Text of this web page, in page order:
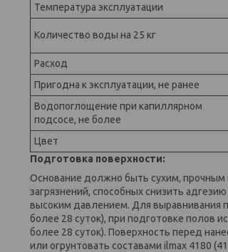
Температура эксплуатации
Количество воды на 25 кг
Расход
Пригодна к эксплуатации, не ранее
Водопоглощение при капиллярном
подсосе, не более
Цвет
Подготовка поверхности:
Основание должно быть сухим, прочным
загрязнений, способных снизить
высоким давлением. Для выравнивания
более 28 суток), при подготовке полов
более 28 суток). Поверхность перед
или огрунтовать составами ilmax 4180